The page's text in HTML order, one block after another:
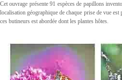
Cet ouvrage présente 91 espèces de papillons
localisation géographique de chaque prise de vue
ces butineurs est abordée dont les plantes hôtes.